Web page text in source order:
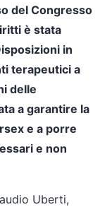
del Congresso
è stata
in
terapeutici a
delle
a garantire la
e a porre
e non
Uberti,